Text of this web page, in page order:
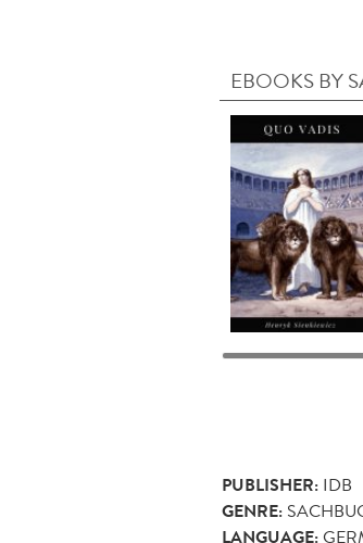
EBOOKS BY
PUBLISHER: IDB
GENRE: